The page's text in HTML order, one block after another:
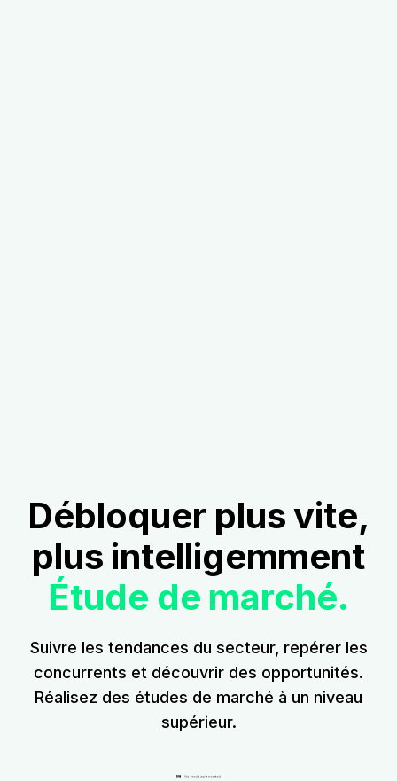
Débloquer plus vite,
plus intelligemment
Étude de marché.
Suivre les tendances du secteur, repérer les
concurrents et découvrir des opportunités.
Réalisez des études de marché à un niveau
supérieur.